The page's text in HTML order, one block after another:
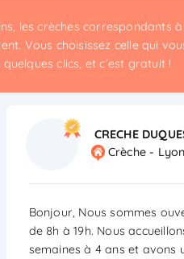
les crèches correspondants à
Vous choisissez celle qui
clics, et c’est gratuit !
CRECHE
Crèche - Lyon
Bonjour, Nous sommes
de 8h à 19h. Nous
semaines à 4 ans et avons